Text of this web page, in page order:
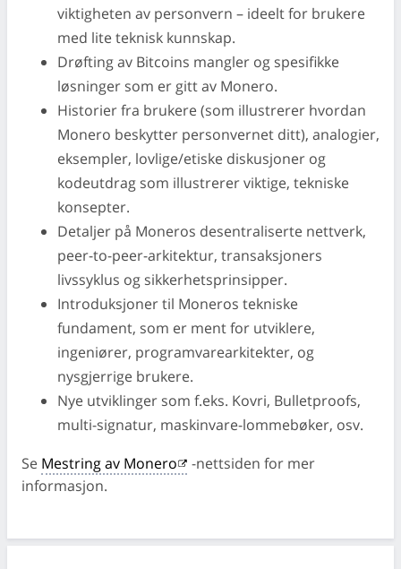
viktigheten av personvern – ideelt for brukere
med lite teknisk kunnskap.
Drøfting av Bitcoins mangler og spesifikke
løsninger som er gitt av Monero.
Historier fra brukere (som illustrerer hvordan
Monero beskytter personvernet ditt), analogier,
eksempler, lovlige/etiske diskusjoner og
kodeutdrag som illustrerer viktige, tekniske
konsepter.
Detaljer på Moneros desentraliserte nettverk,
peer-to-peer-arkitektur, transaksjoners
livssyklus og sikkerhetsprinsipper.
Introduksjoner til Moneros tekniske
fundament, som er ment for utviklere,
ingeniører, programvarearkitekter, og
nysgjerrige brukere.
Nye utviklinger som f.eks. Kovri, Bulletproofs,
multi-signatur, maskinvare-lommebøker, osv.
Se Mestring av Monero
-nettsiden for mer
informasjon.